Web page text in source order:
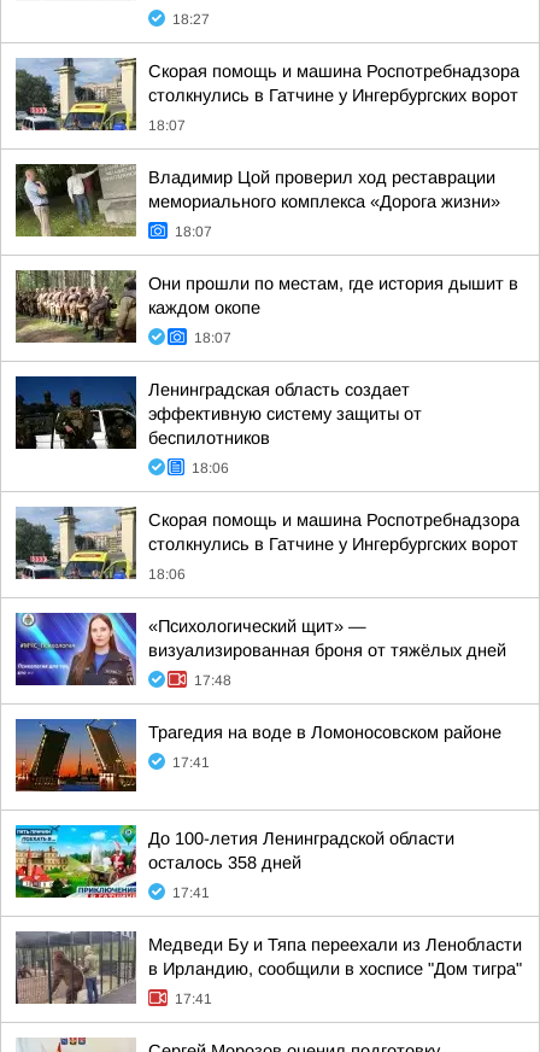
18:27
Скорая помощь и машина Роспотребнадзора
столкнулись в Гатчине у Ингербургских ворот
18:07
Владимир Цой проверил ход реставрации
мемориального комплекса «Дорога жизни»
18:07
Они прошли по местам, где история дышит в
каждом окопе
18:07
Ленинградская область создает
эффективную систему защиты от
беспилотников
18:06
Скорая помощь и машина Роспотребнадзора
столкнулись в Гатчине у Ингербургских ворот
18:06
«Психологический щит» —
визуализированная броня от тяжёлых дней
17:48
Трагедия на воде в Ломоносовском районе
17:41
До 100-летия Ленинградской области
осталось 358 дней
17:41
Медведи Бу и Тяпа переехали из Ленобласти
в Ирландию, сообщили в хосписе "Дом тигра"
17:41